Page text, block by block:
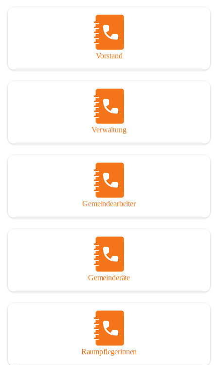
Vorstand
Verwaltung
Gemeindearbeiter
Gemeinderäte
Raumpflegerinnen